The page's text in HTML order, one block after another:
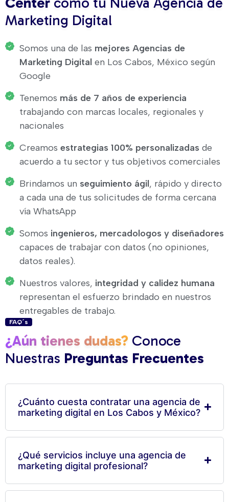
Marketing Digital
Somos una de las mejores Agencias de
Marketing Digitalen Los Cabos, México según
Google
Tenemos más de 7 años de experiencia
trabajando con marcas locales, regionales y
nacionales
Creamos estrategias 100% personalizadas de
acuerdo a tu sector y tus objetivos comerciales
Brindamos un seguimiento ágil, rápido y directo
a cada una de tus solicitudes de forma cercana
vía WhatsApp
Somos ingenieros, mercadologos y diseñadores
capaces de trabajar con datos (no opiniones,
datos reales).
Nuestros valores, integridad y calidez humana
representan el esfuerzo brindado en nuestros
entregables de trabajo.
FAQ´s
¿Aún tienes dudas? Conoce
Nuestras Preguntas Frecuentes
¿Cuánto cuesta contratar una agencia de
marketing digital en Los Cabos y México?
¿Qué servicios incluye una agencia de
marketing digital profesional?